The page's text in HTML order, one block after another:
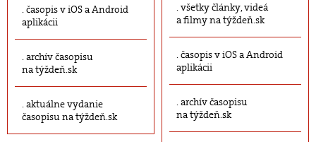
časopis v iOS a Android
aplikácii
archív časopisu
na týždeň.sk
aktuálne vydanie
časopisu na týždeň.sk
všetky články, videá
a filmy na týždeň.sk
časopis v iOS a Android
aplikácii
archív časopisu
na týždeň.sk